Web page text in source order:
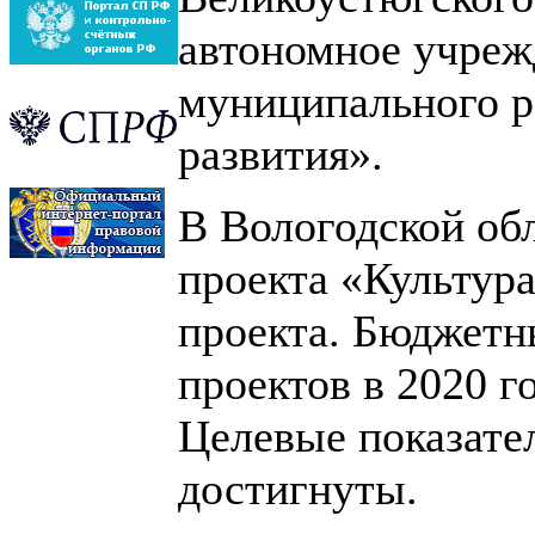
автономное
муниципального
развития».
В Вологодской
проекта
проекта.
проектов в 2020
Целевые
достигнуты.